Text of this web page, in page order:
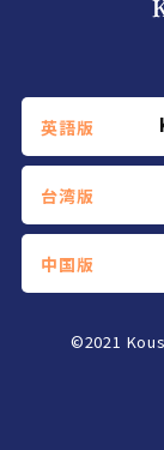
英語版
台湾版
中国版
©2021